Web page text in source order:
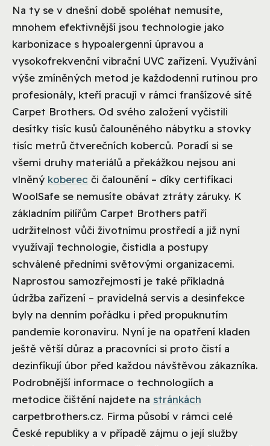
Na ty se v dnešní době spoléhat nemusíte,
mnohem efektivnější jsou technologie jako
karbonizace s hypoalergenní úpravou a
vysokofrekvenční vibrační UVC zařízení. Využívání
výše zmíněných metod je každodenní rutinou pro
profesionály, kteří pracují v rámci franšízové sítě
Carpet Brothers. Od svého založení vyčistili
desítky tisíc kusů čalouněného nábytku a stovky
tisíc metrů čtverečních koberců. Poradí si se
všemi druhy materiálů a překážkou nejsou ani
vlněný koberec či čalounění – díky certifikaci
WoolSafe se nemusíte obávat ztráty záruky. K
základním pilířům Carpet Brothers patří
udržitelnost vůči životnímu prostředí a již nyní
využívají technologie, čistidla a postupy
schválené předními světovými organizacemi.
Naprostou samozřejmostí je také příkladná
údržba zařízení – pravidelná servis a desinfekce
byly na denním pořádku i před propuknutím
pandemie koronaviru. Nyní je na opatření kladen
ještě větší důraz a pracovníci si proto čistí a
dezinfikují úbor před každou návštěvou zákazníka.
Podrobnější informace o technologiích a
metodice čištění najdete na stránkách
carpetbrothers.cz. Firma působí v rámci celé
České republiky a v případě zájmu o její služby